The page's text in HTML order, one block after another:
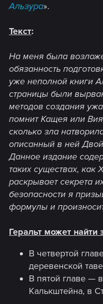
Альзура».
Текст:
На меня была
обязанность
уже неполной книги
страницы были
методов создания
помнит Кащея или
сколько зла
описанный в ней
Данное издание
таких существах,
раскрывает секрета
безопасности я
формулы и
Геральт может найти
В четвертой
деревенской
В пятой главе —
Калькштейна, в